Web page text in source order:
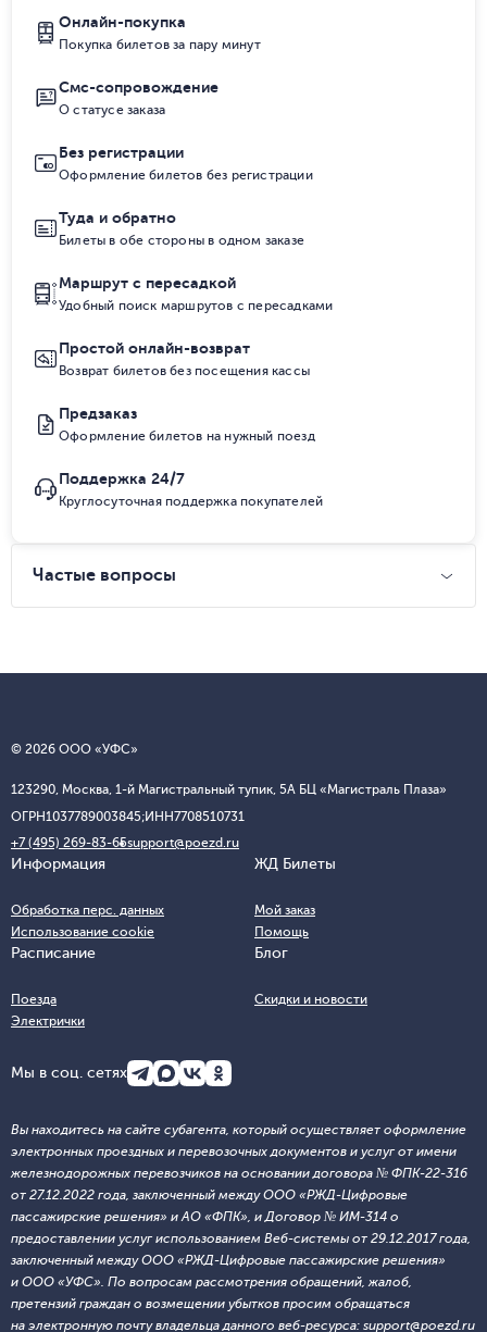
Онлайн-покупка
Покупка билетов за пару минут
Смс-сопровождение
О статусе заказа
Без регистрации
Оформление билетов без регистрации
Туда и обратно
Билеты в обе стороны в одном заказе
Маршрут с пересадкой
Удобный поиск маршрутов с пересадками
Простой онлайн-возврат
Возврат билетов без посещения кассы
Предзаказ
Оформление билетов на нужный поезд
Поддержка 24/7
Круглосуточная поддержка покупателей
Частые вопросы
© 2026 ООО «УФС»
123290, Москва, 1-й Магистральный тупик, 5А БЦ «Магистраль Плаза»
ОГРН1037789003845;ИНН7708510731
+7 (495) 269-83-65support@poezd.ru
Информация
Обработка перс. данных
Использование cookie
ЖД Билеты
Мой заказ
Помощь
Расписание
Поезда
Электрички
Блог
Скидки и новости
Мы в соц. сетях
Вы находитесь на сайте субагента, который осуществляет оформление
электронных проездных и перевозочных документов и услуг от имени
железнодорожных перевозчиков на основании договора № ФПК-22-316
от 27.12.2022 года, заключенный между ООО «РЖД-Цифровые
пассажирские решения» и АО «ФПК», и Договор № ИМ-314 о
предоставлении услуг использованием Веб-системы от 29.12.2017 года,
заключенный между ООО «РЖД-Цифровые пассажирские решения»
и ООО «УФС». По вопросам рассмотрения обращений, жалоб,
претензий граждан о возмещении убытков просим обращаться
на электронную почту владельца данного веб-ресурса: support@poezd.ru